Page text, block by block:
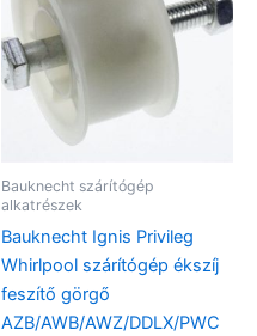
Bauknecht szárítógép
alkatrészek
Bauknecht Ignis Privileg
Whirlpool szárítógép ékszíj
feszítő görgő
AZB/AWB/AWZ/DDLX/PWC